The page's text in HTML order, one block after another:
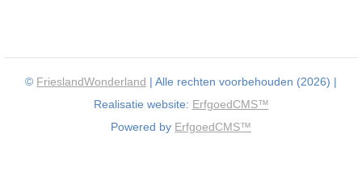
© FrieslandWonderland | Alle rechten voorbehouden (2026) |
Realisatie website: ErfgoedCMS™
Powered by ErfgoedCMS™